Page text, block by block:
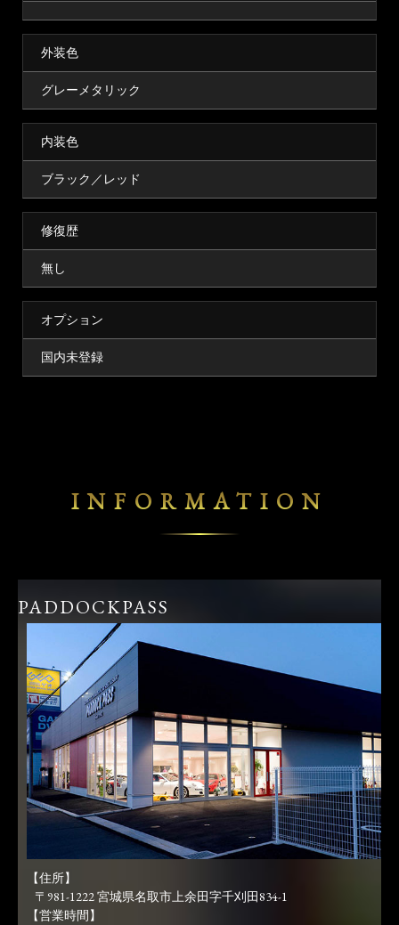
外装色
グレーメタリック
内装色
ブラック／レッド
修復歴
無し
オプション
国内未登録
INFORMATION
PADDOCKPASS
【住所】
〒981-1222 宮城県名取市上余田字千刈田834-1
【営業時間】